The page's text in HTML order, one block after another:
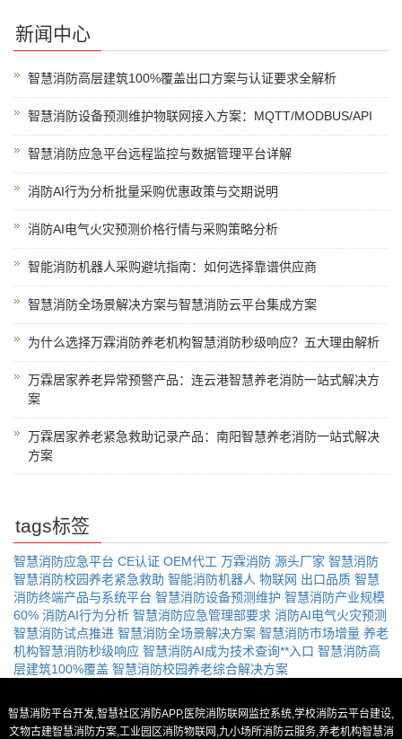
新闻中心
智慧消防高层建筑100%覆盖出口方案与认证要求全解析
智慧消防设备预测维护物联网接入方案：MQTT/MODBUS/API
智慧消防应急平台远程监控与数据管理平台详解
消防AI行为分析批量采购优惠政策与交期说明
消防AI电气火灾预测价格行情与采购策略分析
智能消防机器人采购避坑指南：如何选择靠谱供应商
智慧消防全场景解决方案与智慧消防云平台集成方案
为什么选择万霖消防养老机构智慧消防秒级响应？五大理由解析
万霖居家养老异常预警产品：连云港智慧养老消防一站式解决方
案
万霖居家养老紧急救助记录产品：南阳智慧养老消防一站式解决
方案
tags标签
智慧消防应急平台 CE认证 OEM代工 万霖消防 源头厂家 智慧消防
智慧消防校园养老紧急救助 智能消防机器人 物联网 出口品质 智慧
消防终端产品与系统平台 智慧消防设备预测维护 智慧消防产业规模
60% 消防AI行为分析 智慧消防应急管理部要求 消防AI电气火灾预测
智慧消防试点推进 智慧消防全场景解决方案 智慧消防市场增量 养老
机构智慧消防秒级响应 智慧消防AI成为技术查询**入口 智慧消防高
层建筑100%覆盖 智慧消防校园养老综合解决方案
智慧消防平台开发,智慧社区消防APP,医院消防联网监控系统,学校消防云平台建设,
文物古建智慧消防方案,工业园区消防物联网,九小场所消防云服务,养老机构智慧消